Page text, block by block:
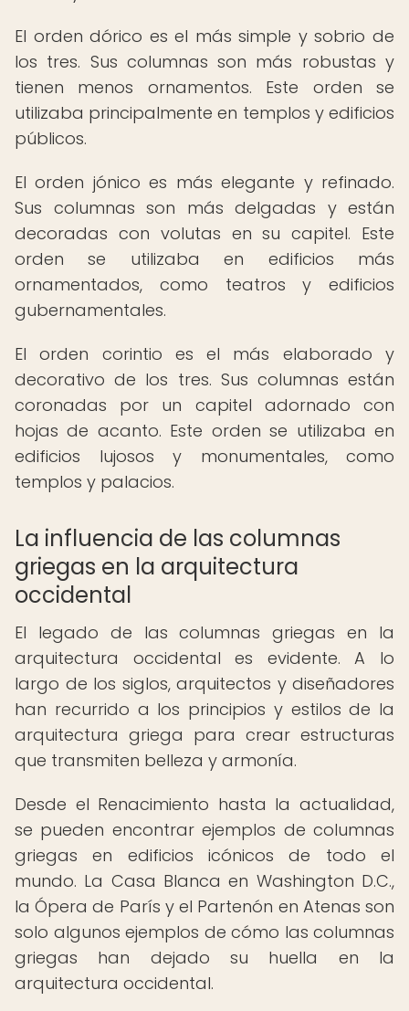
El orden dórico es el más simple y sobrio de
los tres. Sus columnas son más robustas y
tienen menos ornamentos. Este orden se
utilizaba principalmente en templos y edificios
públicos.
El orden jónico es más elegante y refinado.
Sus columnas son más delgadas y están
decoradas con volutas en su capitel. Este
orden se utilizaba en edificios más
ornamentados, como teatros y edificios
gubernamentales.
El orden corintio es el más elaborado y
decorativo de los tres. Sus columnas están
coronadas por un capitel adornado con
hojas de acanto. Este orden se utilizaba en
edificios lujosos y monumentales, como
templos y palacios.
La influencia de las columnas
griegas en la arquitectura
occidental
El legado de las columnas griegas en la
arquitectura occidental es evidente. A lo
largo de los siglos, arquitectos y diseñadores
han recurrido a los principios y estilos de la
arquitectura griega para crear estructuras
que transmiten belleza y armonía.
Desde el Renacimiento hasta la actualidad,
se pueden encontrar ejemplos de columnas
griegas en edificios icónicos de todo el
mundo. La Casa Blanca en Washington D.C.,
la Ópera de París y el Partenón en Atenas son
solo algunos ejemplos de cómo las columnas
griegas han dejado su huella en la
arquitectura occidental.